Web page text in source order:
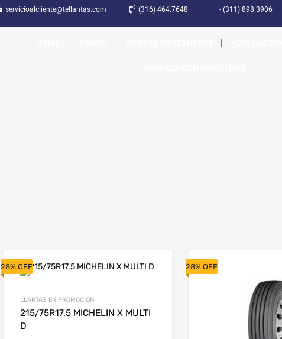
servicioalcliente@tellantas.com (316) 464.7648 - (311) 898.3906
28% OFF
LLANTAS EN PROMOCION
215/75R17.5 MICHELIN X MULTI
D
28% OFF